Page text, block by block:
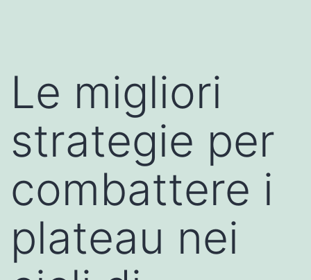
Le migliori
strategie per
combattere i
plateau nei